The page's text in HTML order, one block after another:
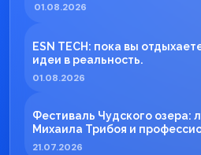
01.08.2026
ESN TECH: пока вы
идеи в реальность.
01.08.2026
Фестиваль Чудского озера:
Михаила Трибоя и
TECH
21.07.2026